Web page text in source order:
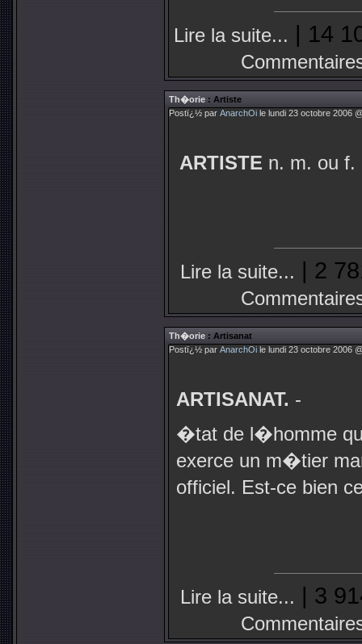
Lire la suite... | 14
Th�orie : Artiste
Postï¿½ par AnarchOi le lundi 23 octobre 2006
ARTISTE n. m. ou f.
Lire la suite... | 2
Th�orie : Artisanat
Postï¿½ par AnarchOi le lundi 23 octobre 2006
ARTISANAT. -
�tat de l�homme
exerce un m�tier
officiel. Est-ce bien
Lire la suite... | 3